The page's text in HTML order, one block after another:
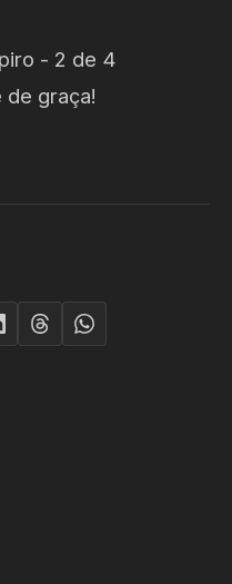
- 2 de 4
de graça!